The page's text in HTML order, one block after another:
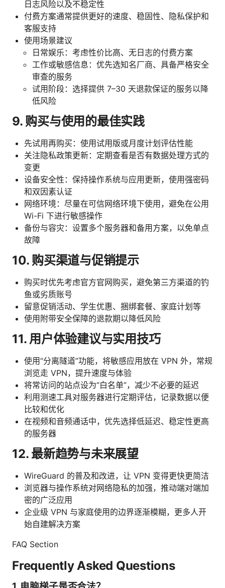
日志风险以及不稳定性
付费方案通常提供更好的速度、稳固性、隐私保护和
客服支持
使用场景建议
日常娱乐：考虑性价比高、无日志的付费方案
工作或敏感信息：优先选知名厂商、具备严格安全
审查的服务
试用阶段：选择提供 7–30 天退款保证的服务以降
低风险
9. 购买与使用的最佳实践
先试用再购买：使用试用版或月度计划评估性能
关注隐私政策更新：定期查看是否有数据处理方式的
变更
设备安全性：保持操作系统与应用更新，使用强密码
和双因素认证
网络环境：尽量在可信网络环境下使用，避免在公用
Wi-Fi 下进行敏感操作
备份与容灾：设置多个服务器和备用方案，以免单点
故障
10. 购买渠道与促销提示
购买时优先考虑官方官网购买，避免第三方渠道的钓
鱼或劣质账号
留意促销活动、学生优惠、捆绑套餐、家庭计划等
使用附带安全保障的退款期以降低风险
11. 用户体验建议与实用技巧
使用“分离隧道”功能，将敏感应用放在 VPN 外，常规
浏览走 VPN，提升速度与体验
将常访问的站点设为“白名单”，减少不必要的延迟
利用测速工具对服务器进行定期评估，记录数据以便
比较和优化
在视频和音频通话中，优先选择低延迟、稳定性更高
的服务器
12. 最新趋势与未来展望
WireGuard 的普及和改进，让 VPN 变得更快更简洁
浏览器与操作系统对网络隐私的加强，推动端对端加
密的广泛应用
企业级 VPN 与家庭使用的边界逐渐模糊，更多人开
始自建解决方案
FAQ Section
Frequently Asked Questions